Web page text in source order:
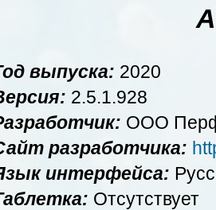
выпуска: 2020
2.5.1.928
ООО
разработчика:
интерфейса:
Отсутствует